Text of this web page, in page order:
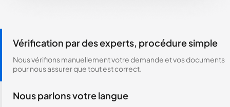
Vérification par des experts, procédure simple
Nous vérifions manuellement votre demande et vos documents
pour nous assurer que tout est correct.
Nous parlons votre langue